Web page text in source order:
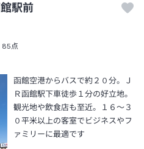
駅前
85点
函館空港からバスで約２０分。Ｊ
Ｒ函館駅下車徒歩１分の好立地。
観光地や飲食店も至近。１６～３
０平米以上の客室でビジネスやフ
ァミリーに最適です